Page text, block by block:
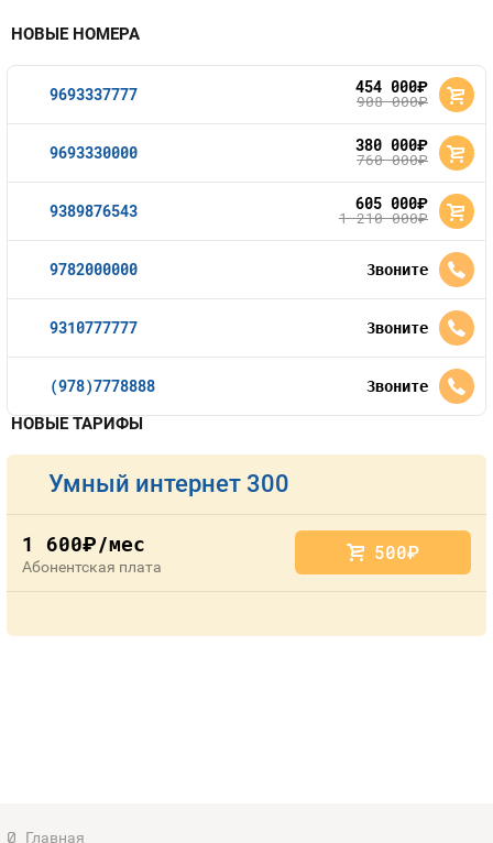
НОВЫЕ НОМЕРА
9693337777 454 000руб.
908 000руб.
9693330000 380 000руб.
760 000руб.
9389876543 605 000руб.
1 210 000руб.
9782000000 Звоните
9310777777 Звоните
(978)7778888 Звоните
НОВЫЕ ТАРИФЫ
Умный интернет 300
1 600руб./мес
Абонентская плата
500руб.